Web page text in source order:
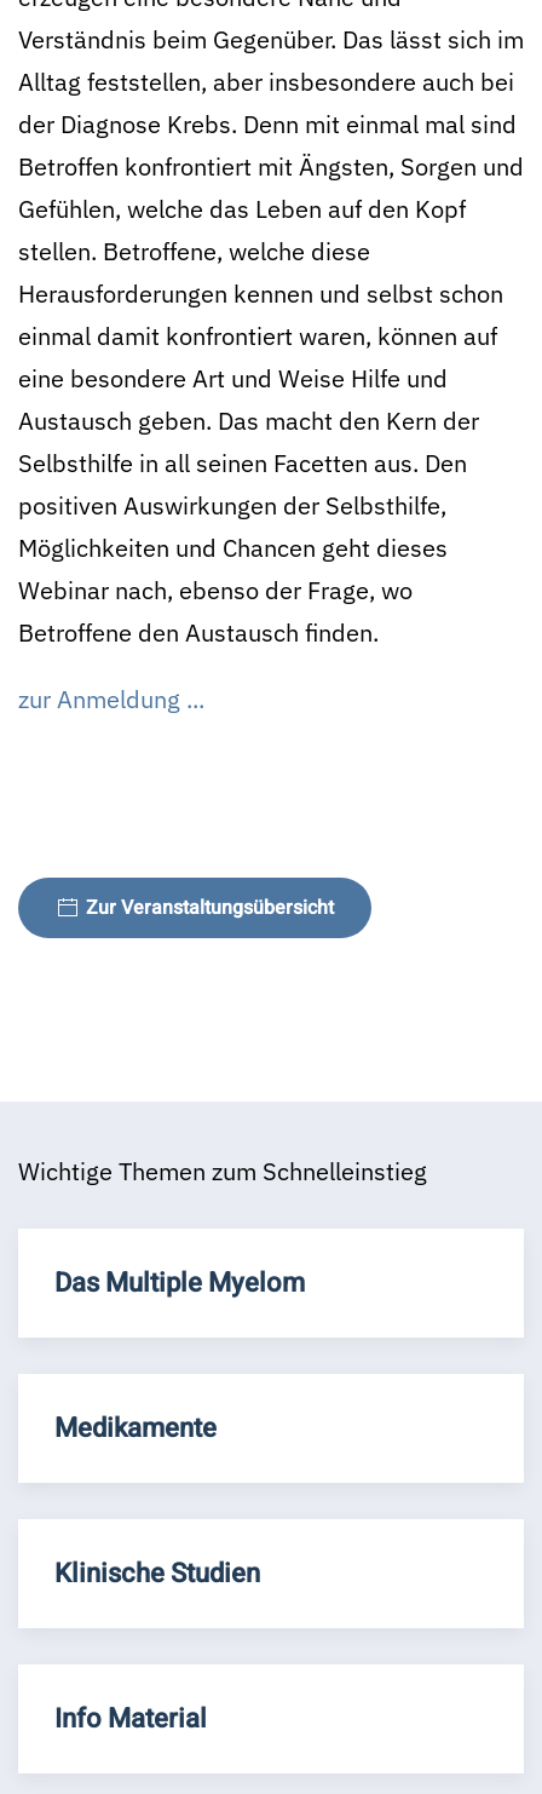
Verständnis beim Gegenüber. Das lässt sich im
Alltag feststellen, aber insbesondere auch bei
der Diagnose Krebs. Denn mit einmal mal sind
Betroffen konfrontiert mit Ängsten, Sorgen und
Gefühlen, welche das Leben auf den Kopf
stellen. Betroffene, welche diese
Herausforderungen kennen und selbst schon
einmal damit konfrontiert waren, können auf
eine besondere Art und Weise Hilfe und
Austausch geben. Das macht den Kern der
Selbsthilfe in all seinen Facetten aus. Den
positiven Auswirkungen der Selbsthilfe,
Möglichkeiten und Chancen geht dieses
Webinar nach, ebenso der Frage, wo
Betroffene den Austausch finden.
zur Anmeldung ...
Zur Veranstaltungsübersicht
Wichtige Themen zum Schnelleinstieg
Das Multiple Myelom
Medikamente
Klinische Studien
Info Material